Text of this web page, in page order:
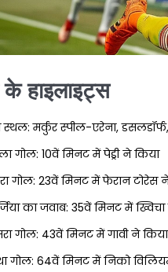
हाइलाइट्स
मर्कुर स्पील-एरेना, डसलडॉर्फ,
गोल: 10वें मिनट में पेड्री ने किया
गोल: 23वें मिनट में फेरान टोरेस
का जवाब: 35वें मिनट में
गोल: 43वें मिनट में गावी ने किया
गोल: 64वें मिनट में निको